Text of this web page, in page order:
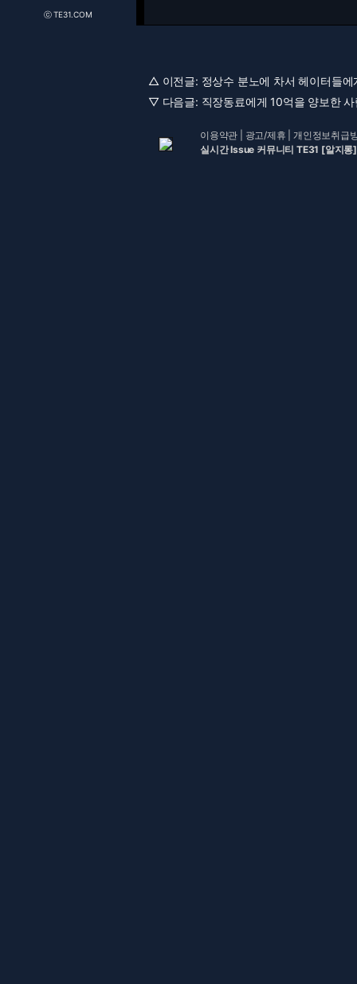
ⓒ TE31.COM
△ 이전글: 정상수 분노에 차서 헤이터들
▽ 다음글: 직장동료에게 10억을 양보한
이용약관 광고/제휴 |개인정보취급
실시간 Issue 커뮤니티 TE31 [알지